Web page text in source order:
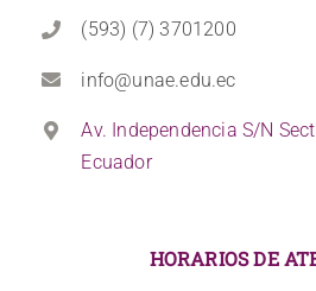
(593) (7) 3701200
info@unae.edu.ec
Av. Independencia S/N
Ecuador
HORARIOS DE